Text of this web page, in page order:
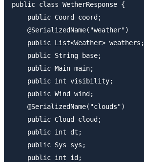
public class WetherResponse {
    public Coord coord;
    @SerializedName("weather")
    public List<Weather> weathers;
    public String base;
    public Main main;
    public int visibility;
    public Wind wind;
    @SerializedName("clouds")
    public Cloud cloud;
    public int dt;
    public Sys sys;
    public int id;